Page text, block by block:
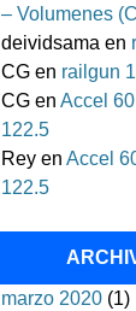
– Volumenes
deividsama en
CG en railgun
CG enAccel
122.5
Rey enAccel
122.5
marzo 2020 (1)